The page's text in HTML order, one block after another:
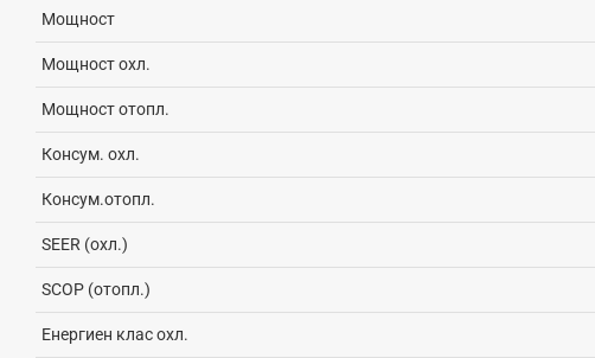
Мощност
Мощност охл.
Мощност отопл.
Консум. охл.
Консум.отопл.
SEER (охл.)
SCOP (отопл.)
Енергиен клас охл.